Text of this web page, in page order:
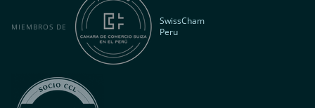
MIEMBROS DE
SwissCham
Peru